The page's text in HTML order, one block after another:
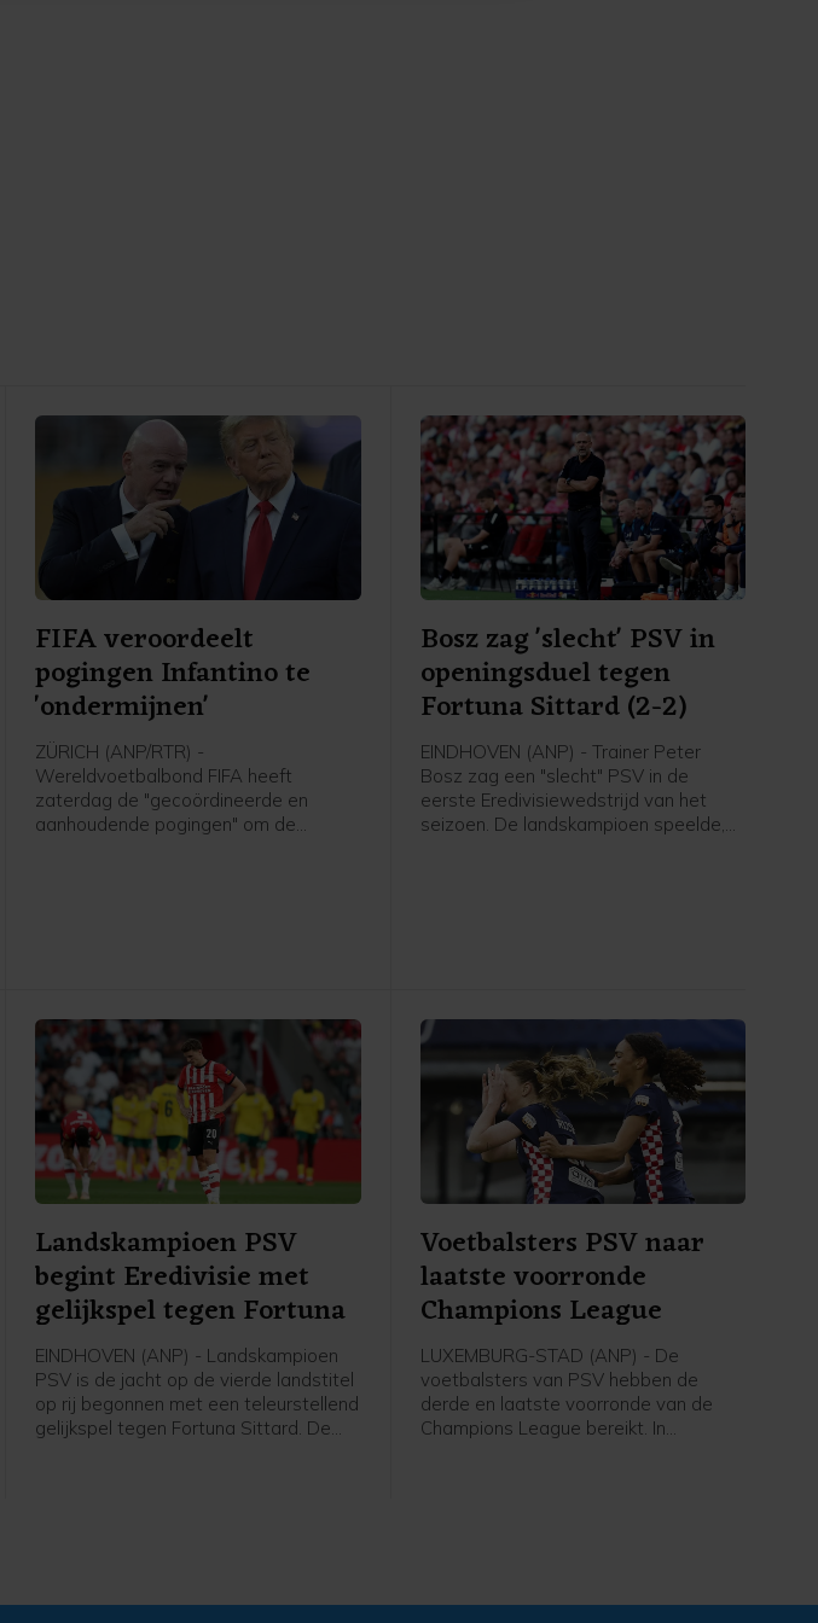
FIFA veroordeelt
pogingen Infantino te
'ondermijnen'
ZÜRICH (ANP/RTR) -
Wereldvoetbalbond FIFA heeft
zaterdag de "gecoördineerde en
aanhoudende pogingen" om de
Bosz zag 'slecht' PSV in
openingsduel tegen
Fortuna Sittard (2-2)
EINDHOVEN (ANP) - Trainer Peter
Bosz zag een "slecht" PSV in de
eerste Eredivisiewedstrijd van het
seizoen. De landskampioen speelde,
Landskampioen PSV
begint Eredivisie met
gelijkspel tegen Fortuna
EINDHOVEN (ANP) - Landskampioen
PSV is de jacht op de vierde landstitel
op rij begonnen met een teleurstellend
gelijkspel tegen Fortuna Sittard. De
Voetbalsters PSV naar
laatste voorronde
Champions League
LUXEMBURG-STAD (ANP) - De
voetbalsters van PSV hebben de
derde en laatste voorronde van de
Champions League bereikt. In